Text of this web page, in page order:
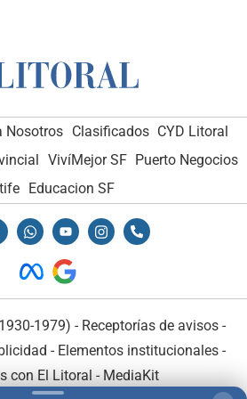
Nosotros Clasificados CYD Litoral
VivíMejor SF Puerto Negocios
Educacion SF
1979) - Receptorías de avisos -
- Elementos institucionales-
con El Litoral - MediaKit